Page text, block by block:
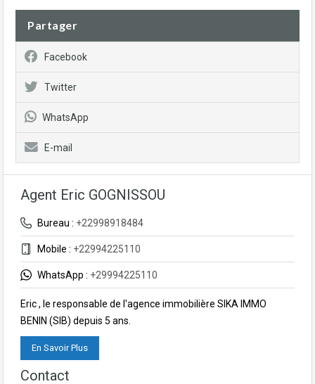
Partager
Facebook
Twitter
WhatsApp
E-mail
Agent Eric GOGNISSOU
Bureau : +22998918484
Mobile : +22994225110
WhatsApp : +29994225110
Eric , le responsable de l'agence immobilière SIKA IMMO
BENIN (SIB) depuis 5 ans.
En Savoir Plus
Contact